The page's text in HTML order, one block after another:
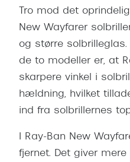
Prada
Moncler
Burberry
Saint Laurent
Dolce & Gabbana
Tro mod det
New Wayfarer
og større
de to modeller er, at
skarpere vinkel i
hældning, hvilket
ind fra solbrillernes
I Ray-Ban New
fjernet. Det giver